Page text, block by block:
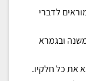
לדברי
ובגמרא
את כל חלקיו.